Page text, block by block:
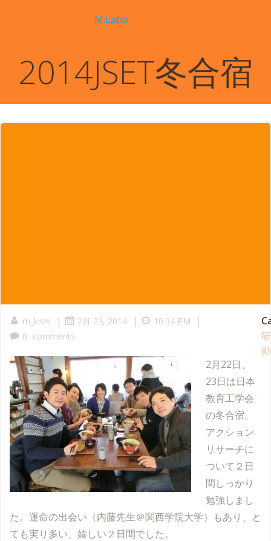
ツ
キ
ッ
M.Labo
2014JSET冬合宿
m_kishi | 2月 23, 2014 | 10:34 PM |
0 comments
2月22日、
23日は日本
教育工学会
の冬合宿。
アクション
リサーチに
ついて２日
間しっかり
勉強しまし
た。運命の出会い（内藤先生＠関西学院大学）もあり、と
ても実り多い、嬉しい２日間でした。
動